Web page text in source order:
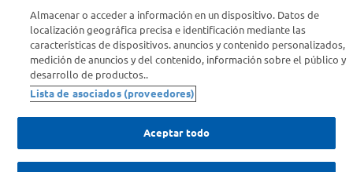
Info útil
Comprá Online
Almacenar o acceder a información en un dispositivo. Datos de
localización geográfica precisa e identificación mediante las
características de dispositivos. anuncios y contenido personalizados,
medición de anuncios y del contenido, información sobre el público y
desarrollo de productos..
Lista de asociados (proveedores)
Aceptar todo